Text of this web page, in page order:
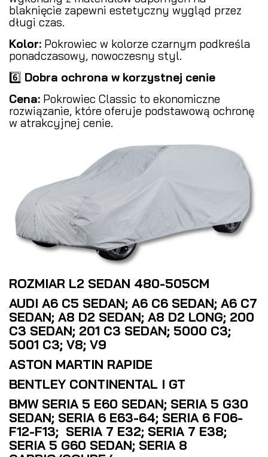
blaknięcie zapewni estetyczny wygląd przez
długi czas.
Kolor: Pokrowiec w kolorze czarnym podkreśla
ponadczasowy, nowoczesny styl.
6️⃣ Dobra ochrona w korzystnej cenie
Cena: Pokrowiec Classic to ekonomiczne
rozwiązanie, które oferuje podstawową ochronę
w atrakcyjnej cenie.
ROZMIAR L2 SEDAN 480-505CM
AUDI A6 C5 SEDAN; A6 C6 SEDAN; A6 C7
SEDAN; A8 D2 SEDAN; A8 D2 LONG; 200
C3 SEDAN; 201 C3 SEDAN; 5000 C3;
5001 C3; V8; V9
ASTON MARTIN RAPIDE
BENTLEY CONTINENTAL I GT
BMW SERIA 5 E60 SEDAN; SERIA 5 G30
SEDAN; SERIA 6 E63-64; SERIA 6 F06-
F12-F13; SERIA 7 E32; SERIA 7 E38;
SERIA 5 G60 SEDAN; SERIA 8